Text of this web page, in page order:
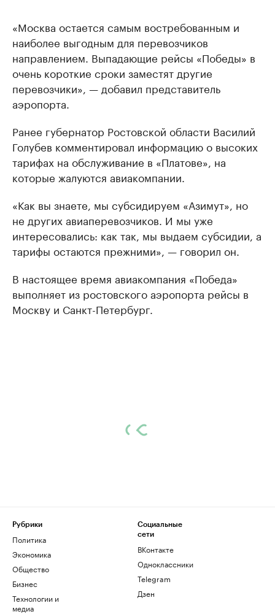
«Москва остается самым востребованным и
наиболее выгодным для перевозчиков
направлением. Выпадающие рейсы «Победы» в
очень короткие сроки заместят другие
перевозчики», — добавил представитель
аэропорта.
Ранее губернатор Ростовской области Василий
Голубев комментировал информацию о высоких
тарифах на обслуживание в «Платове», на
которые жалуются авиакомпании.
«Как вы знаете, мы субсидируем «Азимут», но
не других авиаперевозчиков. И мы уже
интересовались: как так, мы выдаем субсидии, а
тарифы остаются прежними», — говорил он.
В настоящее время авиакомпания «Победа»
выполняет из ростовского аэропорта рейсы в
Москву и Санкт-Петербург.
Рубрики
Политика
Экономика
Общество
Бизнес
Технологии и
медиа
Социальные
сети
ВКонтакте
Одноклассники
Telegram
Дзен